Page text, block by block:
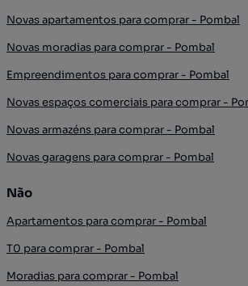
Novas apartamentos para comprar - Pombal
Novas moradias para comprar - Pombal
Empreendimentos para comprar - Pombal
Novas espaços comerciais para comprar -
Novas armazéns para comprar - Pombal
Novas garagens para comprar - Pombal
Não
Apartamentos para comprar - Pombal
T0 para comprar - Pombal
Moradias para comprar - Pombal